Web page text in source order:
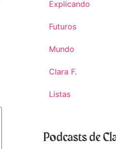
Explicando
Futuros
Mundo
Clara F.
Listas
Podcasts de